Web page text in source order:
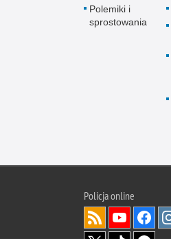
Polemiki i
sprostowania
Policjaonline